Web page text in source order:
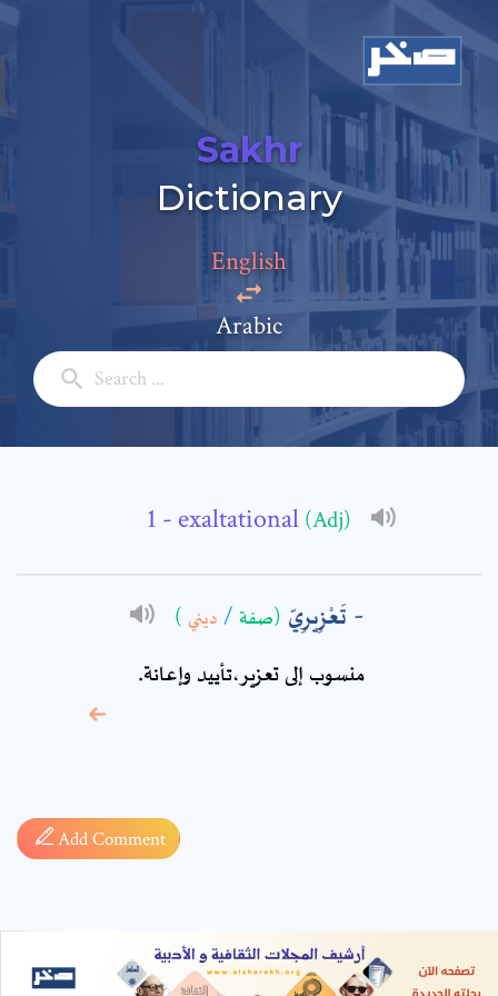
Sakhr
Dictionary
English
Arabic
- exaltational (Adj)
تَعْزِيرِيّ (صفة / ديني )
منسوب إلى تعزير،تأييد وإعانة.
Add Comment
Add a comment
Full Name: *
Subject: *
required fields